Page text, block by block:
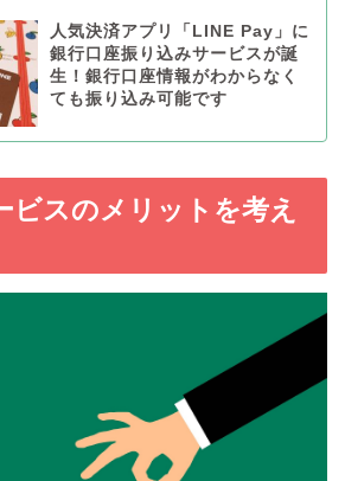
人気決済アプリ「LINE Pay」に
銀行口座振り込みサービスが誕
生！銀行口座情報がわからなく
ても振り込み可能です
ビスのメリットを考え